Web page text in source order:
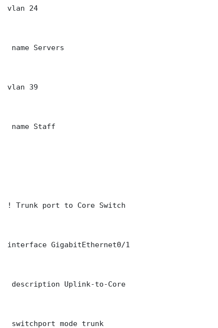
vlan 24
name Servers
vlan 39
name Staff
! Trunk port to Core Switch
interface GigabitEthernet0/1
description Uplink-to-Core
switchport mode trunk